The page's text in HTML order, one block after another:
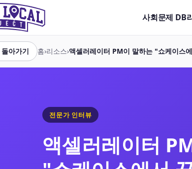
사회문제 DB
아가기 홈›리소스›액셀러레이터 PM이 말하는 "쇼케이스
전문가 인터뷰
액셀러레이터